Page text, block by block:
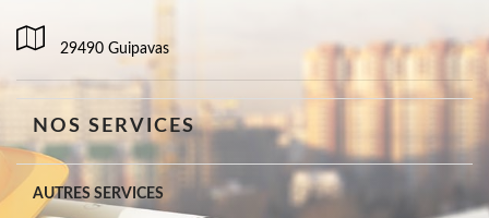
29490 Guipavas
NOS SERVICES
AUTRES SERVICES